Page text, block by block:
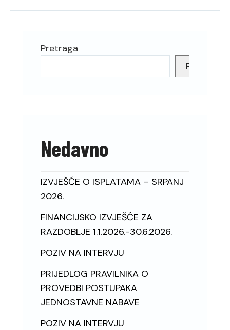
Pretraga
Pretraga
Nedavno
IZVJEŠĆE O ISPLATAMA – SRPANJ
2026.
FINANCIJSKO IZVJEŠĆE ZA
RAZDOBLJE 1.1.2026.-30.6.2026.
POZIV NA INTERVJU
PRIJEDLOG PRAVILNIKA O
PROVEDBI POSTUPAKA
JEDNOSTAVNE NABAVE
POZIV NA INTERVJU